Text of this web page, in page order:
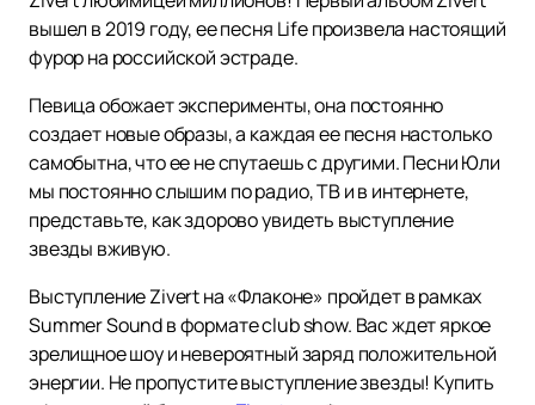
вышел в 2019 году, ее песня Life произвела настоящий
фурор на российской эстраде.
Певица обожает эксперименты, она постоянно
создает новые образы, а каждая ее песня настолько
самобытна, что ее не спутаешь с другими. Песни Юли
мы постоянно слышим по радио, ТВ и в интернете,
представьте, как здорово увидеть выступление
звезды вживую.
Выступление Zivert на «Флаконе» пройдет в рамках
Summer Sound в формате club show. Вас ждет яркое
зрелищное шоу и невероятный заряд положительной
энергии. Не пропустите выступление звезды! Купить